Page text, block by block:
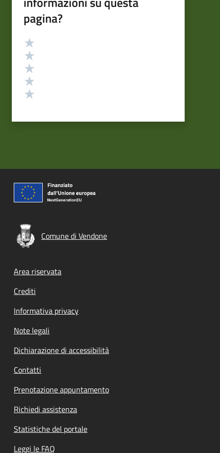
pagina?
Valutazione
Comune di Vendone
Footer menu
Area riservata
Crediti
Informativa privacy
Note legali
Dichiarazione di accessibilità
Contatti
Prenotazione appuntamento
Richiedi assistenza
Statistiche del portale
Leggi le FAQ